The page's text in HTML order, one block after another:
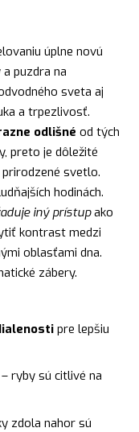
úplne novú
puzdra na
sveta aj
a trpezlivosť.
odlišné od tých
preto je dôležité
svetlo.
hodinách.
iný prístupako
kontrast medzi
oblasťami dna.
zábery.
pre lepšiu
– ryby sú citlivé na
zdola nahor sú